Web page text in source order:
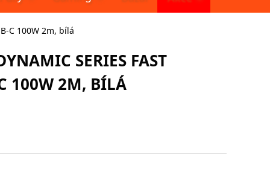
C 100W 2m, bílá
SERIES FAST
100W 2M, BÍLÁ